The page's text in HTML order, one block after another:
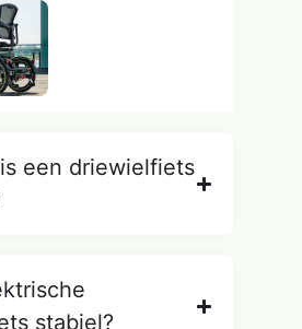
een driewielfiets
stabiel?